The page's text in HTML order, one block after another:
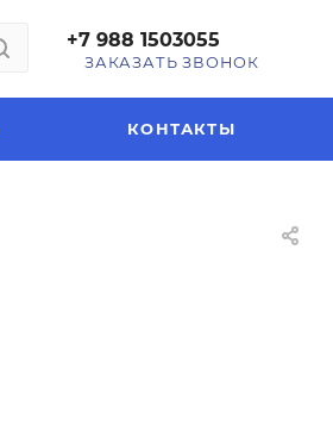
+7 988 1503055
ЗАКАЗАТЬ ЗВОНОК
КОНТАКТЫ